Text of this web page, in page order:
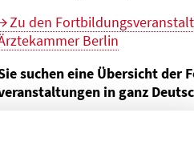
Zu den
Berlin
suchen eine Übersicht der
in ganz